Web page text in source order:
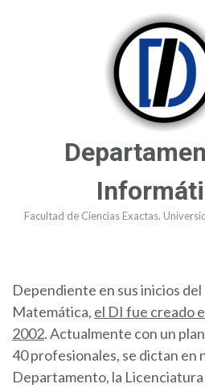
Facultad de Ciencias Exactas.
Dependiente en sus inicios
Matemática, el DI fue creado
2002. Actualmente con un
40 profesionales, se dictan en
Departamento, la Licenciatura